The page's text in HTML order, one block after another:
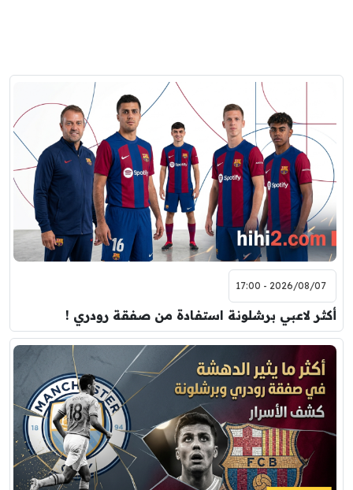
2026/08/07 - 17:00
أكثر لاعبي برشلونة استفادة من صفقة رودري !